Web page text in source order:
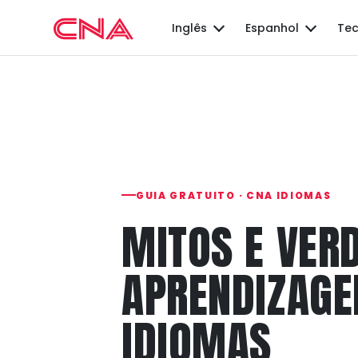
Inglês Espanhol
GUIA GRATUITO · CNA IDIOMAS
MITOS E
IDIOMAS